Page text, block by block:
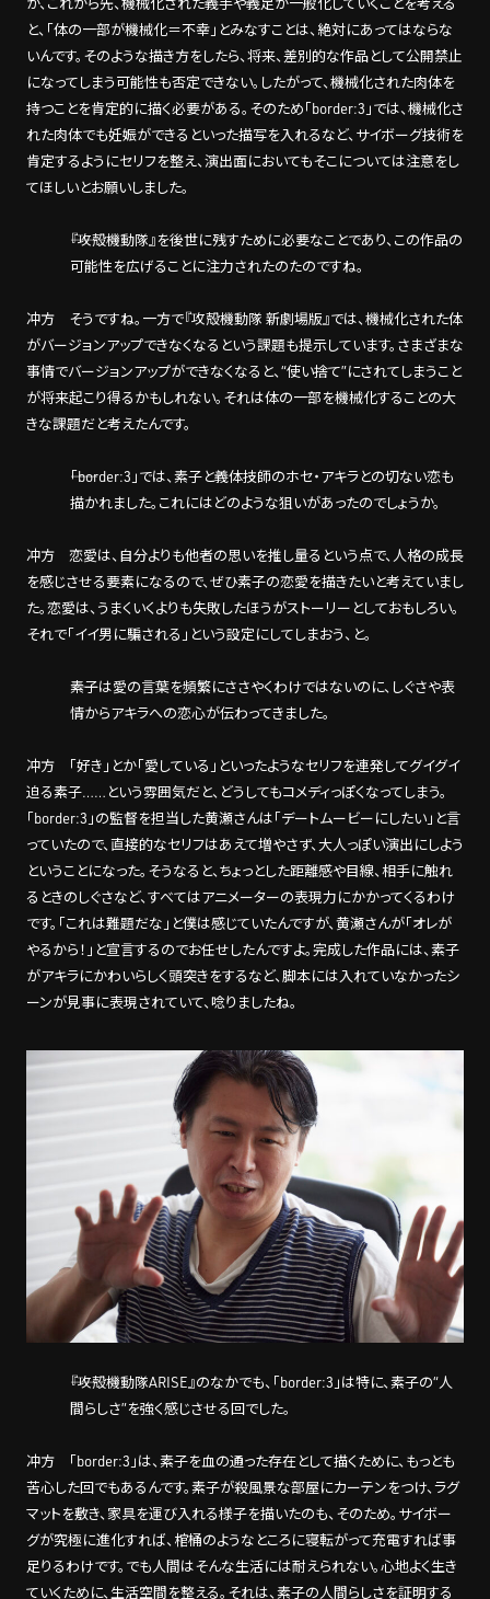
と、「体の一部が機械化＝不幸」とみなすことは、絶対にあってはならな
いんです。そのような描き方をしたら、将来、差別的な作品として公開禁止
になってしまう可能性も否定できない。したがって、機械化された肉体を
持つことを肯定的に描く必要がある。そのため「border:3」では、機械化さ
れた肉体でも妊娠ができるといった描写を入れるなど、サイボーグ技術を
肯定するようにセリフを整え、演出面においてもそこについては注意をし
てほしいとお願いしました。
――『攻殻機動隊』を後世に残すために必要なことであり、この作品の
可能性を広げることに注力されたのたのですね。
冲方 そうですね。一方で『攻殻機動隊 新劇場版』では、機械化された体
がバージョンアップできなくなるという課題も提示しています。さまざまな
事情でバージョンアップができなくなると、“使い捨て”にされてしまうこと
が将来起こり得るかもしれない。それは体の一部を機械化することの大
きな課題だと考えたんです。
――「border:3」では、素子と義体技師のホセ・アキラとの切ない恋も
描かれました。これにはどのような狙いがあったのでしょうか。
冲方 恋愛は、自分よりも他者の思いを推し量るという点で、人格の成長
を感じさせる要素になるので、ぜひ素子の恋愛を描きたいと考えていまし
た。恋愛は、うまくいくよりも失敗したほうがストーリーとしておもしろい。
それで「イイ男に騙される」という設定にしてしまおう、と。
――素子は愛の言葉を頻繁にささやくわけではないのに、しぐさや表
情からアキラへの恋心が伝わってきました。
冲方 「好き」とか「愛している」といったようなセリフを連発してグイグイ
迫る素子……という雰囲気だと、どうしてもコメディっぽくなってしまう。
「border:3」の監督を担当した黄瀬さんは「デートムービーにしたい」と言
っていたので、直接的なセリフはあえて増やさず、大人っぽい演出にしよう
ということになった。そうなると、ちょっとした距離感や目線、相手に触れ
るときのしぐさなど、すべてはアニメーターの表現力にかかってくるわけ
です。「これは難題だな」と僕は感じていたんですが、黄瀬さんが「オレが
やるから！」と宣言するのでお任せしたんですよ。完成した作品には、素子
がアキラにかわいらしく頭突きをするなど、脚本には入れていなかったシ
ーンが見事に表現されていて、唸りましたね。
――『攻殻機動隊ARISE』のなかでも、「border:3」は特に、素子の“人
間らしさ”を強く感じさせる回でした。
冲方 「border:3」は、素子を血の通った存在として描くために、もっとも
苦心した回でもあるんです。素子が殺風景な部屋にカーテンをつけ、ラグ
マットを敷き、家具を運び入れる様子を描いたのも、そのため。サイボー
グが究極に進化すれば、棺桶のようなところに寝転がって充電すれば事
足りるわけです。でも人間はそんな生活には耐えられない。心地よく生き
ていくために、生活空間を整える。それは、素子の人間らしさを証明する